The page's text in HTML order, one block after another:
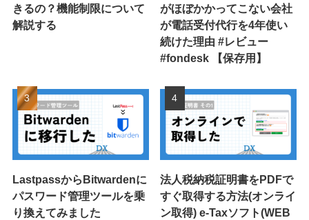
きるの？機能制限について
解説する
がほぼかかってこない会社
が電話受付代行を4年使い
続けた理由 #レビュー
#fondesk 【保存用】
LastpassからBitwardenに
パスワード管理ツールを乗
り換えてみました
法人税納税証明書をPDFで
すぐ取得する方法(オンライ
ン取得) e-Taxソフト(WEB